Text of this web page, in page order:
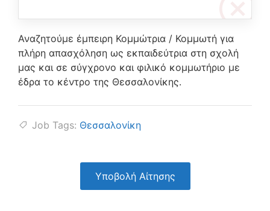
Αναζητούμε έμπειρη Κομμώτρια / Κομμωτή για
πλήρη απασχόληση ως εκπαιδεύτρια στη σχολή
μας και σε σύγχρονο και φιλικό κομμωτήριο με
έδρα το κέντρο της Θεσσαλονίκης.
Job Tags: Θεσσαλονίκη
Υποβολή Αίτησης